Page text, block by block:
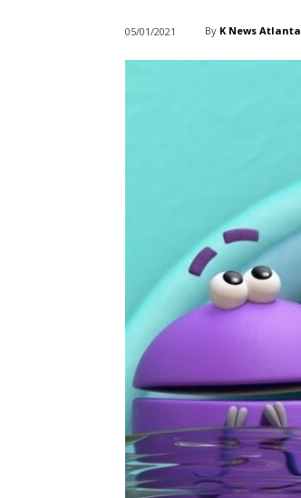
05/01/2021 By K News Atlanta